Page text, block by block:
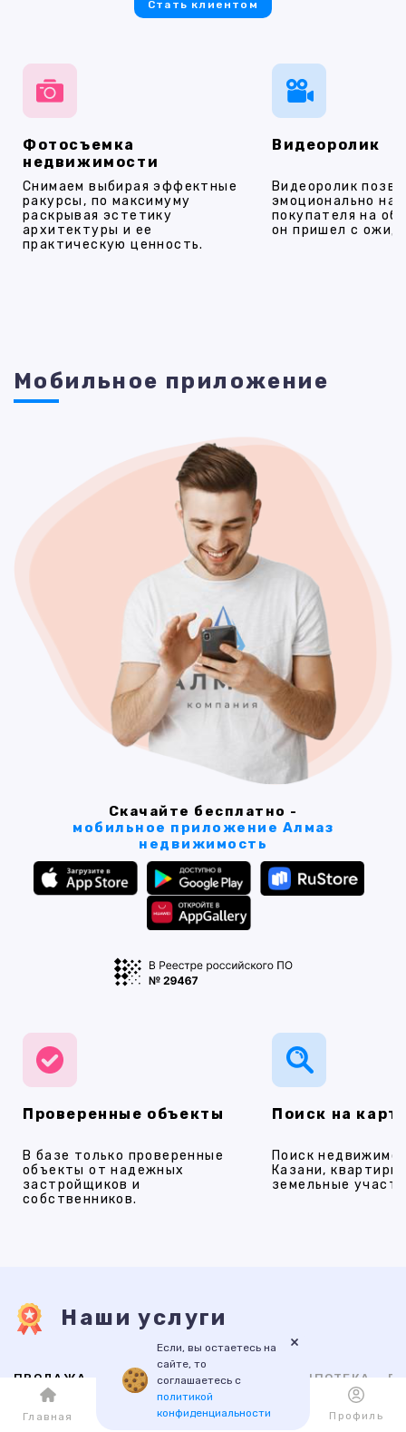
Фотосъемка
недвижимости
Снимаем выбирая эффектные
ракурсы, по максимуму
раскрывая эстетику
архитектуры и ее
практическую ценность.
Видеоролик
Видеоролик
эмоционально
покупателя на
он пришел с
Стать клиентом
Мобильное приложение
Скачайте бесплатно -
мобильное приложение Алмаз
недвижимость
Проверенные объекты
В базе только проверенные
объекты от надежных
застройщиков и
собственников.
Поиск на
Поиск
Казани,
земельные
Наши услуги
ПРОДАЖА АРЕНДА НОВОСТРОЙКИ ИПОТЕКА
Если, вы остаетесь на
сайте, то
соглашаетесь с
политикой
конфиденциальности
×
Главная Каталог Избранное Профиль